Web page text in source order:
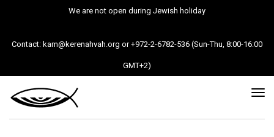
We are not open during Jewish holiday
Contact: kam@kerenahvah.org or +972-2-6782-536 (Sun-Thu, 8:00-16:00
GMT+2)